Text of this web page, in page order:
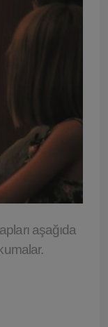
aşağıda